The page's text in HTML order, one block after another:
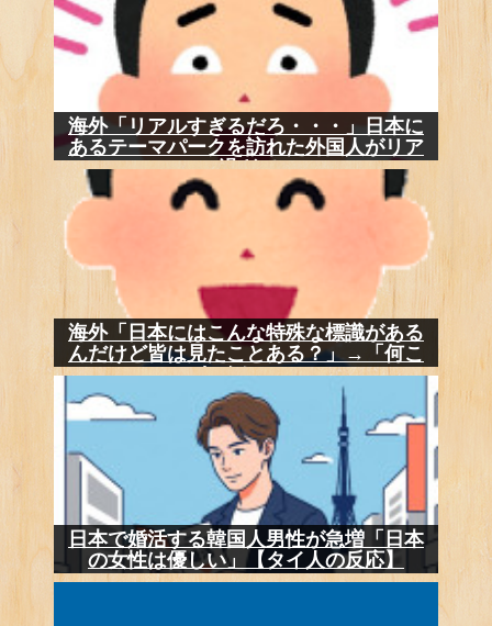
海外「リアルすぎるだろ・・・」日本に
あるテーマパークを訪れた外国人がリア
ル過ぎて...
海外「日本にはこんな特殊な標識がある
んだけど皆は見たことある？」→「何こ
れめちゃ...
日本で婚活する韓国人男性が急増「日本
の女性は優しい」【タイ人の反応】